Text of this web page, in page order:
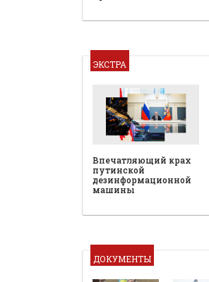
ЭКСТРА
Впечатляющий крах
путинской
дезинформационной
машины
ДОКУМЕНТЫ